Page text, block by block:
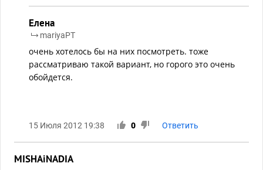
Елена
mariyaPT
очень хотелось бы на них посмотреть. тоже
рассматриваю такой вариант, но горого это очень
обойдется.
15 Июля 2012 19:38 0 Ответить
MISHAiNADIA